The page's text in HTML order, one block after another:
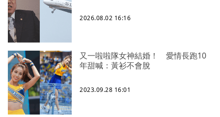
2026.08.02 16:16
又一啦啦隊女神結婚！ 愛情長跑10
年甜喊：黃衫不會脫
2023.09.28 16:01